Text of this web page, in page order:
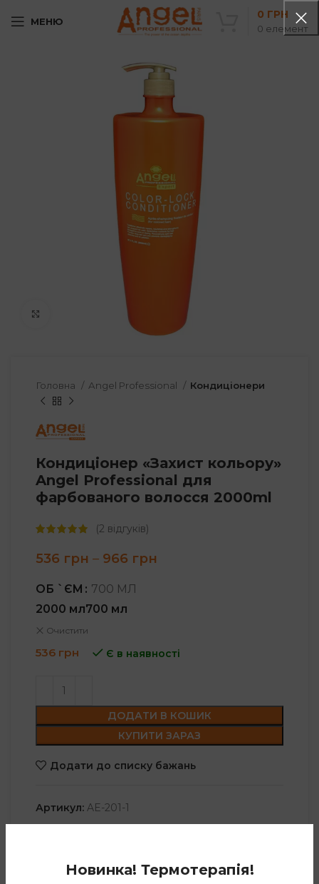
Новинка! Термотерапія!
МЕНЮ
0 елемент
0 ГРН
Клацніть, щоб збільшити
Головна Angel Professional Кондиціонери
Кондиціонер «Захист кольору»
Angel Professional для
фарбованого волосся 2000ml
(2 відгуків)
536 грн – 966 грн
ОБ `ЄМ
700 МЛ
2000 мл700 мл
Очистити
536 грн Є в наявності
ДОДАТИ В КОШИК
КУПИТИ ЗАРАЗ
Додати до списку бажань
Артикул: AE-201-1
Поділитися: